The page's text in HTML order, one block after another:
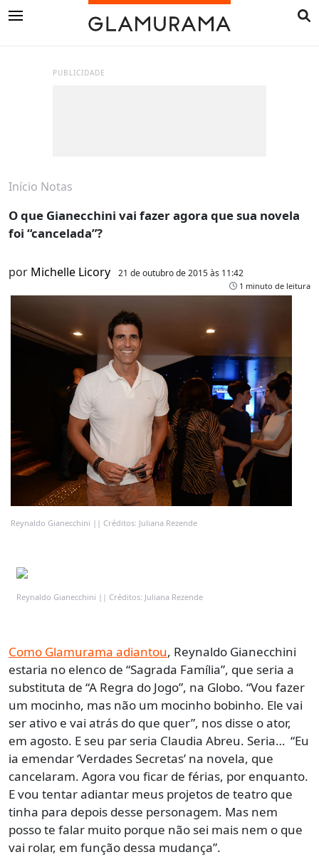
PUBLICIDADE
Início Notas
O que Gianecchini vai fazer agora que sua novela
foi “cancelada”?
por Michelle Licory 21 de outubro de 2015 às 11:42
1 minuto de leitura
Reynaldo Gianecchini || Créditos: Juliana Rezende
Reynaldo Gianecchini || Créditos: Juliana Rezende
Como Glamurama adiantou, Reynaldo Gianecchini
estaria no elenco de “Sagrada Família”, que seria a
substituta de “A Regra do Jogo”, na Globo. “Vou fazer
um mocinho, mas não um mocinho bobinho. Ele vai
ser ativo e vai atrás do que quer”, nos disse o ator,
em agosto. E seu par seria Claudia Abreu. Seria… “Eu
ia emendar ‘Verdades Secretas’ na novela, que
cancelaram. Agora vou ficar de férias, por enquanto.
E vou tentar adiantar meus projetos de teatro que
tinha para depois desse personagem. Mas nem
posso te falar muito porque não sei mais nem o que
vai rolar, em função dessa mudança”.